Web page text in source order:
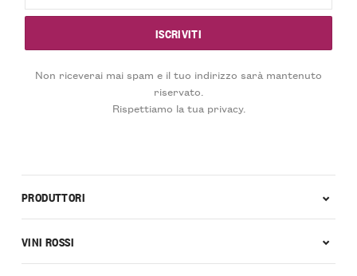
Non riceverai mai spam e il tuo indirizzo sarà mantenuto
riservato.
Rispettiamo la tua privacy.
PRODUTTORI
VINI ROSSI